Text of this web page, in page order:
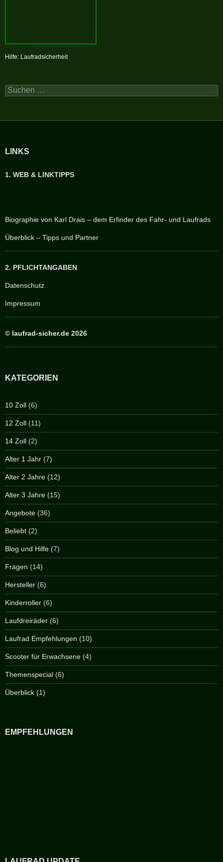
Hilfe: Laufradsicherheit
Suchen
nach:
LINKS
1. WEB & LINKTIPPS
Biographie von Karl Drais – dem Erfinder des Fahr- und Laufrads
Überblick – Tipps und Partner
2. PFLICHTANGABEN
Datenschutz
Impressum
© laufrad-sicher.de 2026
KATEGORIEN
10 Zoll (6)
12 Zoll (11)
14 Zoll (2)
Alter 1 Jahr (7)
Alter 2 Jahre (12)
Alter 3 Jahre (15)
Angebote (36)
Beliebt (2)
Blog und Hilfe (7)
Fragen (14)
Hersteller (6)
Kinderroller (6)
Laufdreiräder (6)
Laufrad Empfehlungen (10)
Scooter für Erwachsene (4)
Themenspecial (6)
Überblick (1)
EMPFEHLUNGEN